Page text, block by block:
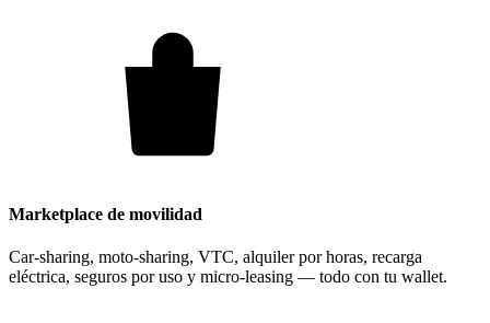
Marketplace de movilidad
Car-sharing, moto-sharing, VTC, alquiler por horas, recarga
eléctrica, seguros por uso y micro-leasing — todo con tu wallet.